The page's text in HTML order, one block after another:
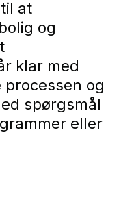
at
og
klar med
og
spørgsmål
eller